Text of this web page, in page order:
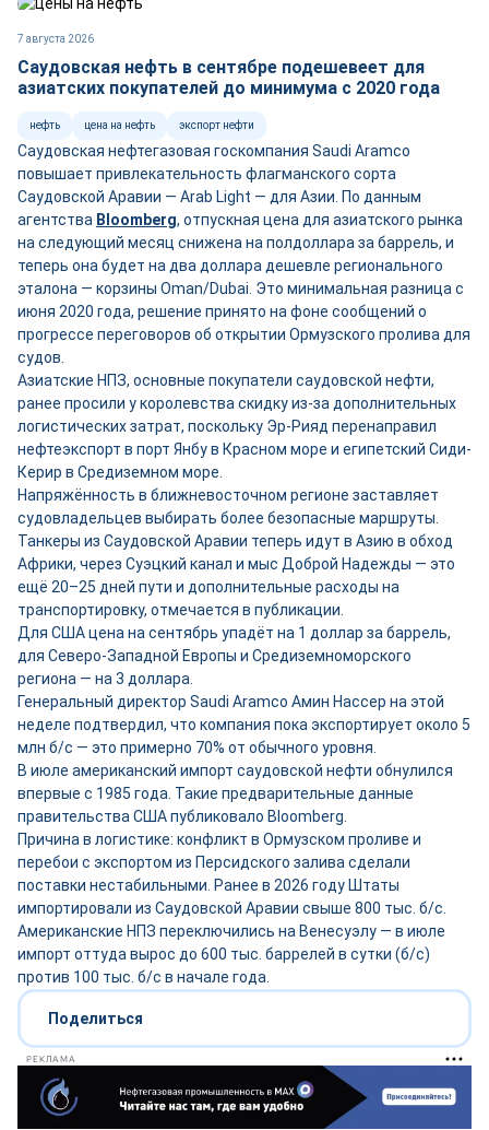
7 августа 2026
Саудовская нефть в сентябре подешевеет для
азиатских покупателей до минимума с 2020 года
нефть цена на нефть экспорт нефти
Саудовская нефтегазовая госкомпания Saudi Aramco
повышает привлекательность флагманского сорта
Саудовской Аравии — Arab Light — для Азии. По данным
агентства Bloomberg, отпускная цена для азиатского рынка
на следующий месяц снижена на полдоллара за баррель, и
теперь она будет на два доллара дешевле регионального
эталона — корзины Oman/Dubai. Это минимальная разница с
июня 2020 года, решение принято на фоне сообщений о
прогрессе переговоров об открытии Ормузского пролива для
судов.
Азиатские НПЗ, основные покупатели саудовской нефти,
ранее просили у королевства скидку из-за дополнительных
логистических затрат, поскольку Эр-Рияд перенаправил
нефтеэкспорт в порт Янбу в Красном море и египетский Сиди-
Керир в Средиземном море.
Напряжённость в ближневосточном регионе заставляет
судовладельцев выбирать более безопасные маршруты.
Танкеры из Саудовской Аравии теперь идут в Азию в обход
Африки, через Суэцкий канал и мыс Доброй Надежды — это
ещё 20–25 дней пути и дополнительные расходы на
транспортировку, отмечается в публикации.
Для США цена на сентябрь упадёт на 1 доллар за баррель,
для Северо-Западной Европы и Средиземноморского
региона — на 3 доллара.
Генеральный директор Saudi Aramco Амин Нассер на этой
неделе подтвердил, что компания пока экспортирует около 5
млн б/с — это примерно 70% от обычного уровня.
В июле американский импорт саудовской нефти обнулился
впервые с 1985 года. Такие предварительные данные
правительства США публиковало Bloomberg.
Причина в логистике: конфликт в Ормузском проливе и
перебои с экспортом из Персидского залива сделали
поставки нестабильными. Ранее в 2026 году Штаты
импортировали из Саудовской Аравии свыше 800 тыс. б/с.
Американские НПЗ переключились на Венесуэлу — в июле
импорт оттуда вырос до 600 тыс. баррелей в сутки (б/с)
против 100 тыс. б/с в начале года.
Поделиться
РЕКЛАМА